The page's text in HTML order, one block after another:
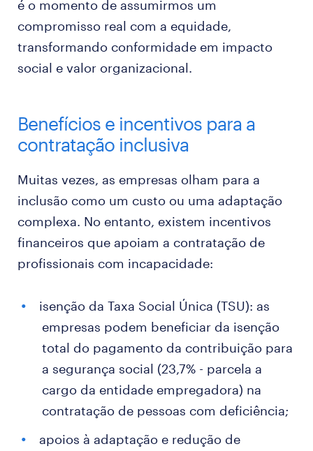
é o momento de assumirmos um
compromisso real com a equidade,
transformando conformidade em impacto
social e valor organizacional.
Benefícios e incentivos para a
contratação inclusiva
Muitas vezes, as empresas olham para a
inclusão como um custo ou uma adaptação
complexa. No entanto, existem incentivos
financeiros que apoiam a contratação de
profissionais com incapacidade:
isenção da Taxa Social Única (TSU): as
empresas podem beneficiar da isenção
total do pagamento da contribuição para
a segurança social (23,7% - parcela a
cargo da entidade empregadora) na
contratação de pessoas com deficiência;
apoios à adaptação e redução de